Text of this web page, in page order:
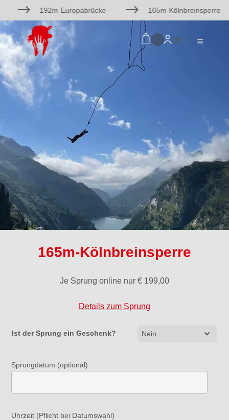
$ 192m-Europabrücke $ 165m-Kölnbreinsperre
DE
165m-Kölnbreinsperre
Je Sprung online nur € 199,00
Details zum Sprung
Ist der Sprung ein Geschenk?
Sprungdatum (optional)
Uhrzeit (Pflicht bei Datumswahl)